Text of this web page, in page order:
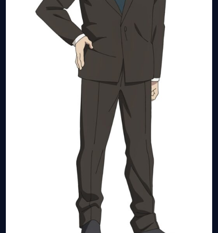
อนิเมะ
ตารางออกอากาศอนิ
เมะ (คืนนี้)
ตารางออกอากาศอนิ